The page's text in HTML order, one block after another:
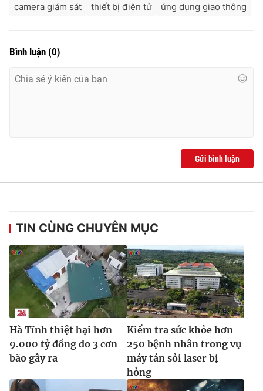
Phó Tổng Biên tập:
Nguyễn Thị Mỹ Hạnh, Phạm Quốc Thắng,
Ðiện thoại Thời báo VTV:
® Cấm sao chép dưới mọi hình thức nếu không có sự chấp
thuận bằng văn bản. Ghi rõ nguồn VTV.vn khi phát hành lại
thông tin từ website này.
camera giám sát
thiết bị điện tử ứng dụng giao thông
Bình luận (0)
Gửi bình luận
TIN CÙNG CHUYÊN MỤC
Hà Tĩnh thiệt hại hơn
9.000 tỷ đồng do 3 cơn
bão gây ra
Kiểm tra sức khỏe hơn
250 bệnh nhân trong vụ
máy tán sỏi laser bị
hỏng